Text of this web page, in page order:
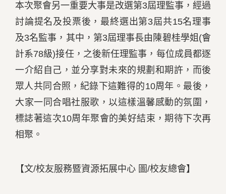
本次聚會另一重要大事是改選第3屆理監事，經過
討論提名及投票後，最終選出第3屆共15名理事
及3名監事，其中，第3屆理事長由陳碧桂學姐(會
計系78級)接任，之後新任理監事，每位成員都逐
一介紹自己，並分享對未來的規劃和期許，而後
眾人共同合照，紀錄下這難得的10周年。最後，
大家一同合唱社服歌，以這樣溫馨感動的氛圍，
標誌著這次10周年聚會的美好結束，期待下次再
相聚。
【文/校友服務暨資源拓展中心 圖/校友總會】